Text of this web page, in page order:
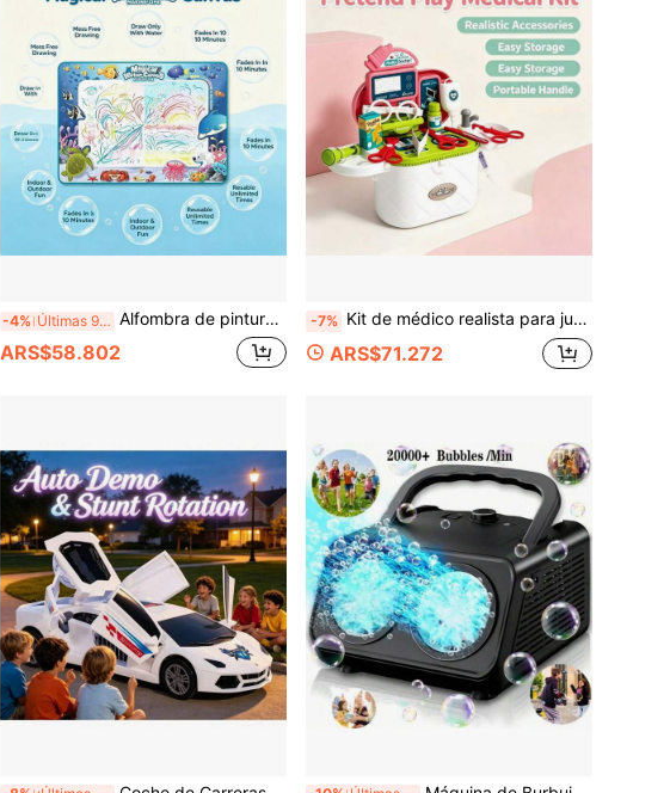
-4% Últimas 9 hrs Alfombra de pintura con agua de vida silvestre polar, patrón de animales de glaciar de dibujos animados para estimular el interés cognitivo, garabato de agua seco y reutilizable, juego de dormitorio para padres e hijos, ocio en el balcón, accesorio interactivo para fiesta de cumpleaños, regalo para niños en el Día del Niño y temporada de regreso a la escuela
ARS$58.802
-7% Kit de médico realista para juego de rol infantil, incluye un juego completo de estetoscopio, tijeras, jeringa y otros accesorios médicos realistas, caja con asa portátil y diseño de compartimento de almacenamiento, adecuado para juego en interiores, juego al aire libre en el patio, reuniones de fiestas festivas, regalo ideal para Navidad, Halloween, Pascua, juguete de juego de rol para niños y niñas de 3 años
ARS$71.272